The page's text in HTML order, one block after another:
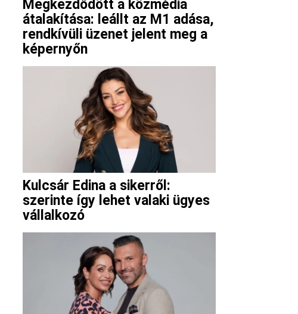
Megkezdődött a közmédia
átalakítása: leállt az M1 adása,
rendkívüli üzenet jelent meg a
képernyőn
Kulcsár Edina a sikerről:
szerinte így lehet valaki ügyes
vállalkozó